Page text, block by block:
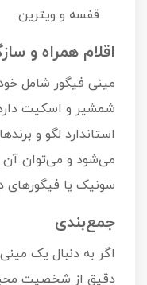
قفسه و ویترین.
اقلام همراه و
مینی فیگور شامل
شمشیر و اسکیت
استاندارد لگو و
می‌شود و می‌توان آن
سونیک یا فیگورهای
جمع‌بندی
اگر به دنبال یک